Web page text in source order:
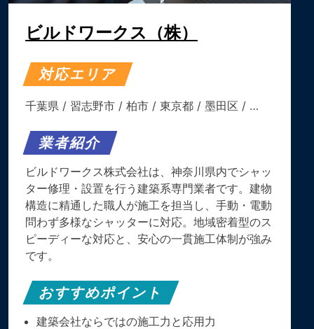
ビルドワークス（株）
対応エリア
千葉県 / 習志野市 / 柏市 / 東京都 / 墨田区 / …
業者紹介
ビルドワークス株式会社は、神奈川県内でシャッ
ター修理・設置を行う建築系専門業者です。建物
構造に精通した職人が施工を担当し、手動・電動
問わず多様なシャッターに対応。地域密着型のス
ピーディーな対応と、安心の一貫施工体制が強み
です。
おすすめポイント
建築会社ならではの施工力と応用力